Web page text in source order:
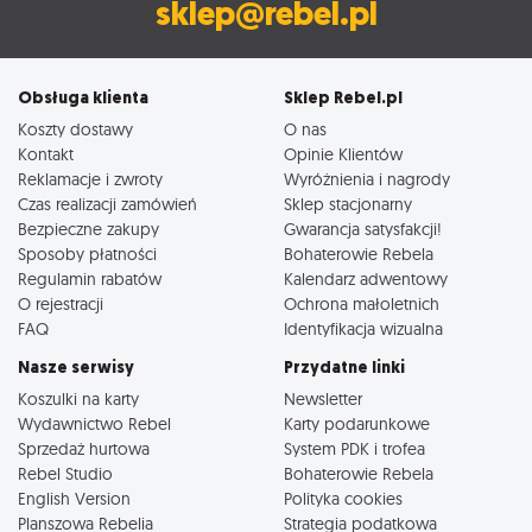
sklep@rebel.pl
Obsługa klienta
Koszty dostawy
Kontakt
Reklamacje i zwroty
Czas realizacji zamówień
Bezpieczne zakupy
Sposoby płatności
Regulamin rabatów
O rejestracji
FAQ
Sklep Rebel.pl
O nas
Opinie Klientów
Wyróżnienia i nagrody
Sklep stacjonarny
Gwarancja satysfakcji!
Bohaterowie Rebela
Kalendarz adwentowy
Ochrona małoletnich
Identyfikacja wizualna
Nasze serwisy
Koszulki na karty
Wydawnictwo Rebel
Sprzedaż hurtowa
Rebel Studio
English Version
Planszowa Rebelia
Przydatne linki
Newsletter
Karty podarunkowe
System PDK i trofea
Bohaterowie Rebela
Polityka cookies
Strategia podatkowa